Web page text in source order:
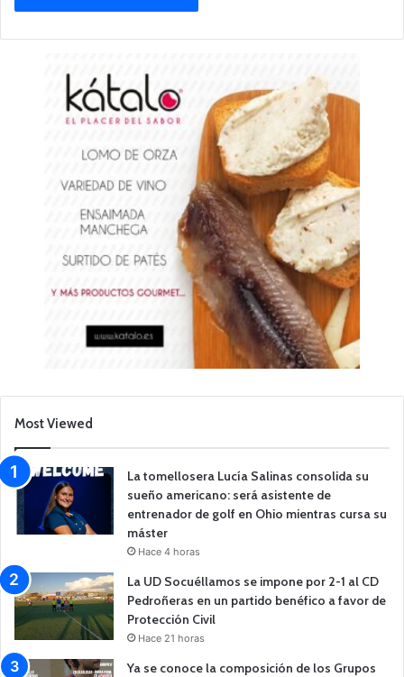
Most Viewed
La tomellosera Lucía Salinas consolida su
sueño americano: será asistente de
entrenador de golf en Ohio mientras cursa su
máster
Hace 4 horas
La UD Socuéllamos se impone por 2-1 al CD
Pedroñeras en un partido benéfico a favor de
Protección Civil
Hace 21 horas
Ya se conoce la composición de los Grupos